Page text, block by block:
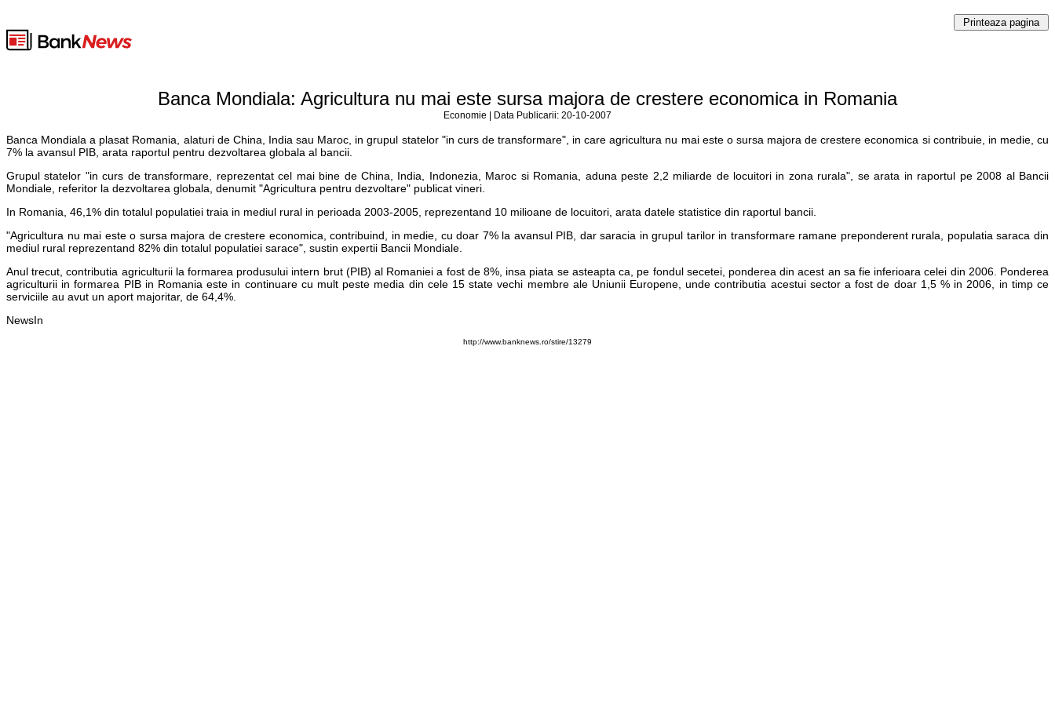
Banca Mondiala: Agricultura nu mai este sursa majora de crestere economica in Romania
Economie | Data Publicarii: 20-10-2007
Banca Mondiala a plasat Romania, alaturi de China, India sau Maroc, in grupul statelor "in curs de transformare", in care agricultura nu mai este o sursa majora de crestere economica si contribuie, in medie, cu
7% la avansul PIB, arata raportul pentru dezvoltarea globala al bancii.
Grupul statelor "in curs de transformare, reprezentat cel mai bine de China, India, Indonezia, Maroc si Romania, aduna peste 2,2 miliarde de locuitori in zona rurala", se arata in raportul pe 2008 al Bancii
Mondiale, referitor la dezvoltarea globala, denumit "Agricultura pentru dezvoltare" publicat vineri.
In Romania, 46,1% din totalul populatiei traia in mediul rural in perioada 2003-2005, reprezentand 10 milioane de locuitori, arata datele statistice din raportul bancii.
"Agricultura nu mai este o sursa majora de crestere economica, contribuind, in medie, cu doar 7% la avansul PIB, dar saracia in grupul tarilor in transformare ramane preponderent rurala, populatia saraca din
mediul rural reprezentand 82% din totalul populatiei sarace", sustin expertii Bancii Mondiale.
Anul trecut, contributia agriculturii la formarea produsului intern brut (PIB) al Romaniei a fost de 8%, insa piata se asteapta ca, pe fondul secetei, ponderea din acest an sa fie inferioara celei din 2006. Ponderea
agriculturii in formarea PIB in Romania este in continuare cu mult peste media din cele 15 state vechi membre ale Uniunii Europene, unde contributia acestui sector a fost de doar 1,5 % in 2006, in timp ce
serviciile au avut un aport majoritar, de 64,4%.
NewsIn
http://www.banknews.ro/stire/13279